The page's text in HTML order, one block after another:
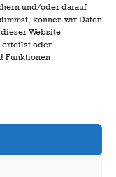
und/oder darauf
können wir Daten
Website
erteilst oder
Funktionen
mit.